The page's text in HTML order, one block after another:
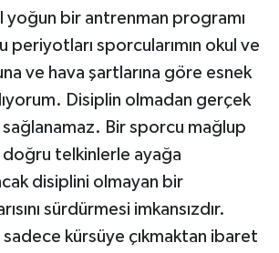
yoğun bir antrenman programı
periyotları sporcularımın okul ve
ve hava şartlarına göre esnek
Disiplin olmadan gerçek
Bir sporcu mağlup
telkinlerle ayağa
disiplini olmayan bir
sürdürmesi imkansızdır.
sadece kürsüye çıkmaktan ibaret